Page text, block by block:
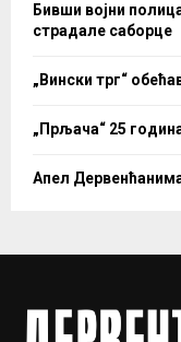
Бивши војни
страдале саборце
„Вински трг“
„Прљача“ 25
Апел